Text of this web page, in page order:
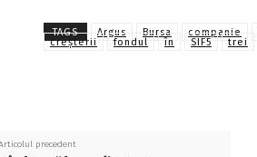
TAGS Argus Bursa companie
creșterii
fondul în SIF5 trei
precedent